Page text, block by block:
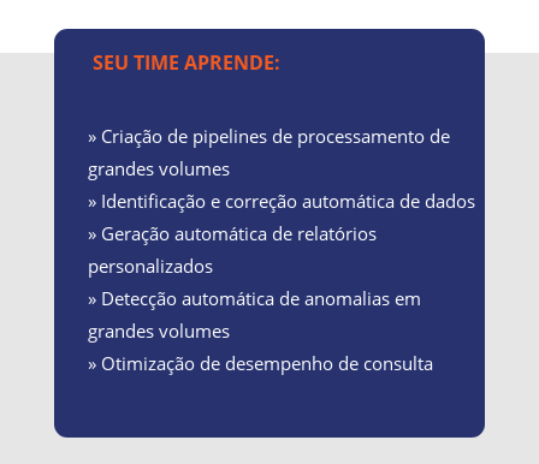
SEU TIME APRENDE:
» Criação de pipelines de processamento de
grandes volumes
» Identificação e correção automática de dados
» Geração automática de relatórios
personalizados
» Detecção automática de anomalias em
grandes volumes
» Otimização de desempenho de consulta